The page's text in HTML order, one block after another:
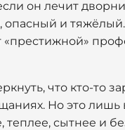
он лечит
опасный и
«престижной»
что кто-то
Но это лишь
теплее, сытнее и